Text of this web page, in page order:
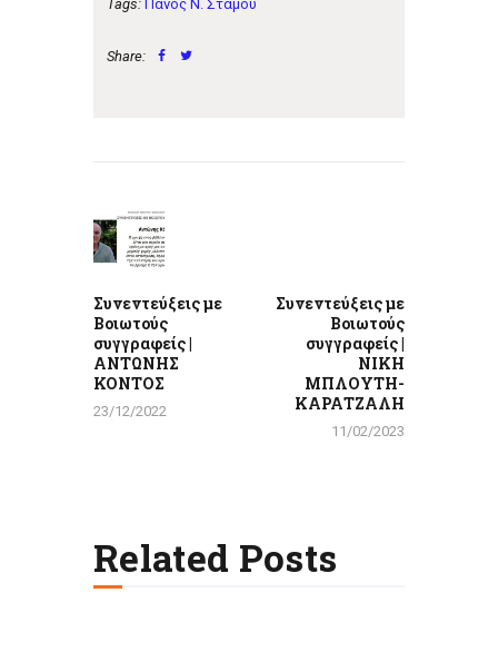
Tags: Πάνος Ν. Στάμου
Share:
άρθρων
Συνεντεύξεις με
Βοιωτούς
συγγραφείς |
ΑΝΤΩΝΗΣ
ΚΟΝΤΟΣ
23/12/2022
Συνεντεύξεις με
Βοιωτούς
συγγραφείς |
ΝΙΚΗ
ΜΠΛΟΥΤΗ-
ΚΑΡΑΤΖΑΛΗ
11/02/2023
Related Posts